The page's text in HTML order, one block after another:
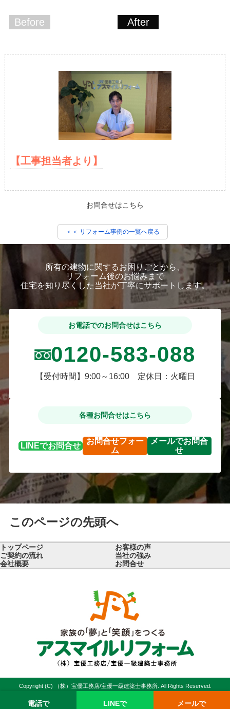
Before After
【工事担当者より】
お問合せはこちら
＜＜ リフォーム事例の一覧へ戻る
所有の建物に関するお困りごとから、
リフォーム後のお悩みまで
住宅を知り尽くした当社が丁寧にサポートします。
お電話でのお問合せはこちら
0120-583-088
【受付時間】9:00～16:00 定休日：火曜日
各種お問合せはこちら
LINEでお問合せ
お問合せフォー
ム
メールでお問合
せ
このページの先頭へ
トップページ
お客様の声
ご契約の流れ
当社の強み
会社概要
お問合せ
Copyright (C) （株）宝優工務店/宝優一級建築士事務所. All Rights Reserved.
電話で
LINEで
メールで